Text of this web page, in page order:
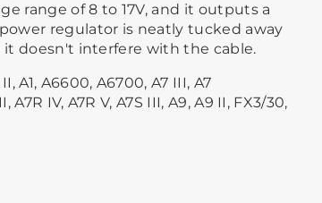
range of 8 to 17V, and it outputs a
regulator is neatly tucked away
doesn't interfere with the cable.
A1, A6600, A6700, A7 III, A7
A7R IV, A7R V, A7S III, A9, A9 II, FX3/30,